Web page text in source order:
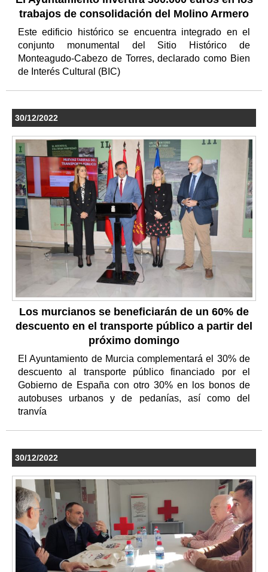
trabajos de consolidación del Molino Armero
Este edificio histórico se encuentra integrado en el
conjunto monumental del Sitio Histórico de
Monteagudo-Cabezo de Torres, declarado como Bien
de Interés Cultural (BIC)
30/12/2022
Los murcianos se beneficiarán de un 60% de
descuento en el transporte público a partir del
próximo domingo
El Ayuntamiento de Murcia complementará el 30% de
descuento al transporte público financiado por el
Gobierno de España con otro 30% en los bonos de
autobuses urbanos y de pedanías, así como del
tranvía
30/12/2022